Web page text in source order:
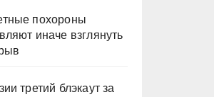
похороны
иначе взглянуть
третий блэкаут за